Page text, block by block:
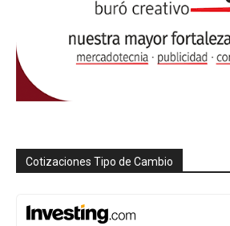
Cotizaciones Tipo de Cambio